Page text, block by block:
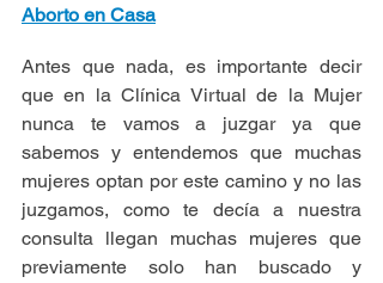
Aborto en Casa
Antes que nada, es importante decir
que en la Clínica Virtual de la Mujer
nunca te vamos a juzgar ya que
sabemos y entendemos que muchas
mujeres optan por este camino y no las
juzgamos, como te decía a nuestra
consulta llegan muchas mujeres que
previamente solo han buscado y